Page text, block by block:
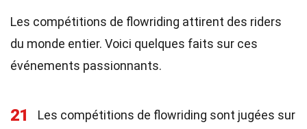
Les compétitions de flowriding attirent des riders
du monde entier. Voici quelques faits sur ces
événements passionnants.
21
Les compétitions de flowriding sont jugées sur